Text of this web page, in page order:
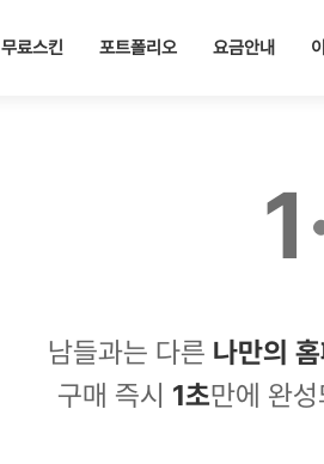
무료스킨 포트폴리오 요금안내
1
남들과는 다른 나만의
구매 즉시 1초만에 완